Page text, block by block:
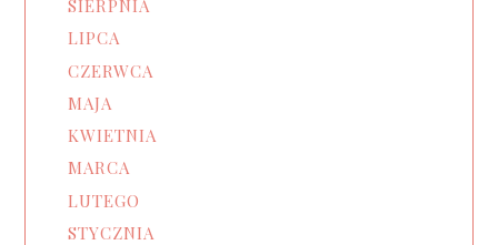
SIERPNIA
LIPCA
CZERWCA
MAJA
KWIETNIA
MARCA
LUTEGO
STYCZNIA